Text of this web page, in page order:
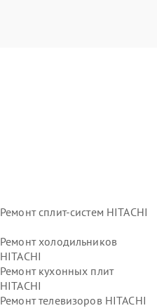
Ремонт сплит-систем HITACHI
Ремонт холодильников
HITACHI
Ремонт кухонных плит
HITACHI
Ремонт телевизоров HITACHI